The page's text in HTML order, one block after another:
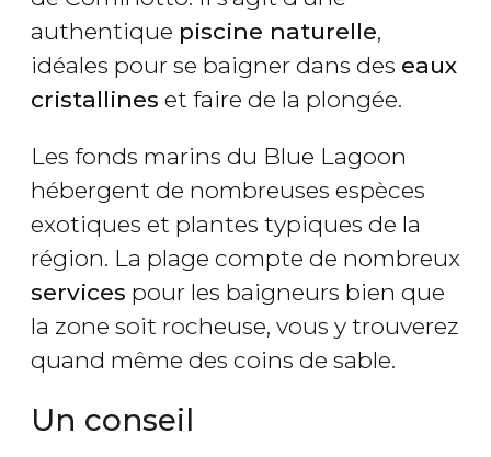
authentique piscine naturelle,
idéales pour se baigner dans des eaux
cristallines et faire de la plongée.
Les fonds marins du Blue Lagoon
hébergent de nombreuses espèces
exotiques et plantes typiques de la
région. La plage compte de nombreux
services pour les baigneurs bien que
la zone soit rocheuse, vous y trouverez
quand même des coins de sable.
Un conseil